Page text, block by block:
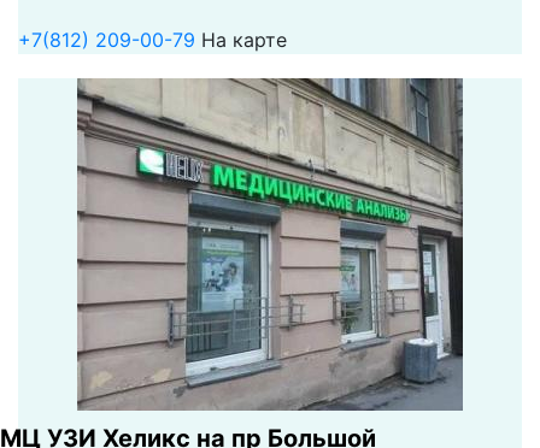
+7(812) 209-00-79 На карте
МЦ УЗИ Хеликс на пр Большой